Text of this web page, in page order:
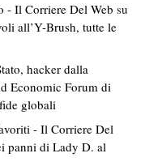
- Il Corriere Del Web su
all’Y-Brush, tutte le
hacker dalla
Economic Forum di
globali
- Il Corriere Del
panni di Lady D. al